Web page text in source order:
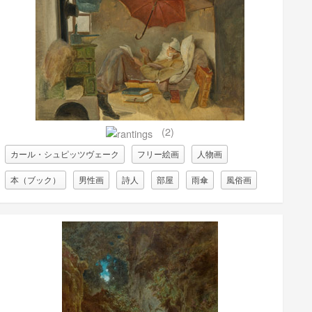
(2)
カール・シュピッツヴェーク フリー絵画 人物画
本（ブック） 男性画 詩人 部屋 雨傘 風俗画